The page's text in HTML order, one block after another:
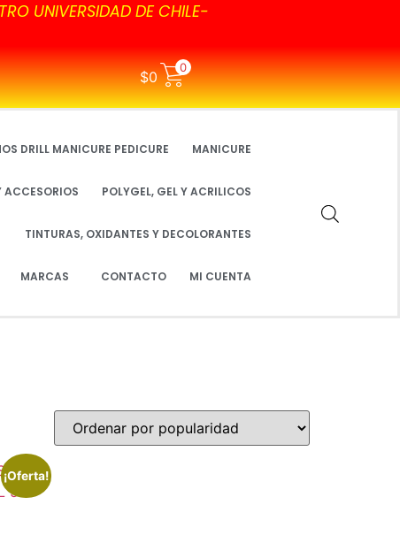
UNIVERSIDAD DE CHILE-
$0
0
DRILL MANICURE PEDICURE MANICURE
ACCESORIOS POLYGEL, GEL Y ACRILICOS
TINTURAS, OXIDANTES Y DECOLORANTES
MARCAS CONTACTO MI CUENTA
¡Oferta!